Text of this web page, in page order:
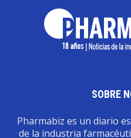
SOBRE
Pharmabiz es un diario
de la industria